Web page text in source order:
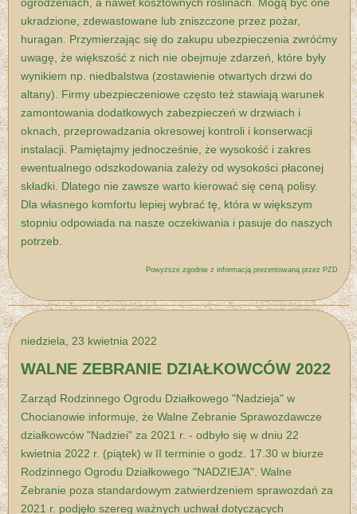
ukradzione, zdewastowane lub zniszczone przez pożar,
huragan. Przymierzając się do zakupu ubezpieczenia zwróćmy
uwagę, że większość z nich nie obejmuje zdarzeń, które były
wynikiem np. niedbalstwa (zostawienie otwartych drzwi do
altany). Firmy ubezpieczeniowe często też stawiają warunek
zamontowania dodatkowych zabezpieczeń w drzwiach i
oknach, przeprowadzania okresowej kontroli i konserwacji
instalacji. Pamiętajmy jednocześnie, że wysokość i zakres
ewentualnego odszkodowania zależy od wysokości płaconej
składki. Dlatego nie zawsze warto kierować się ceną polisy.
Dla własnego komfortu lepiej wybrać tę, która w większym
stopniu odpowiada na nasze oczekiwania i pasuje do naszych
potrzeb.
Powyższe zgodnie z informacją prezentowaną przez PZD
niedziela, 23 kwietnia 2022
WALNE ZEBRANIE DZIAŁKOWCÓW 2022
Zarząd Rodzinnego Ogrodu Działkowego "Nadzieja" w
Chocianowie informuje, że Walne Zebranie Sprawozdawcze
działkowców "Nadziei" za 2021 r. - odbyło się w dniu 22
kwietnia 2022 r. (piątek) w II terminie o godz. 17.30 w biurze
Rodzinnego Ogrodu Działkowego "NADZIEJA". Walne
Zebranie poza standardowym zatwierdzeniem sprawozdań za
2021 r. podjęło szereg ważnych uchwał dotyczących